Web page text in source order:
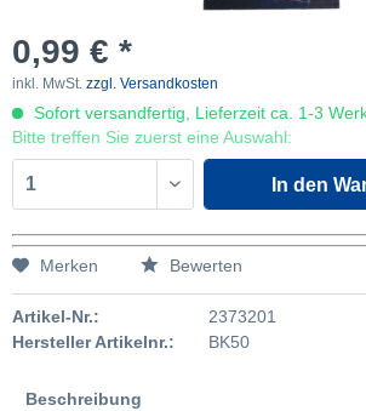
0,99 € *
inkl. MwSt. zzgl. Versandkosten
Sofort versandfertig, Lieferzeit ca. 1-3
Bitte treffen Sie zuerst eine Auswahl:
In den
Merken Bewerten
Artikel-Nr.:
2373201
Hersteller Artikelnr.:
BK50
Beschreibung